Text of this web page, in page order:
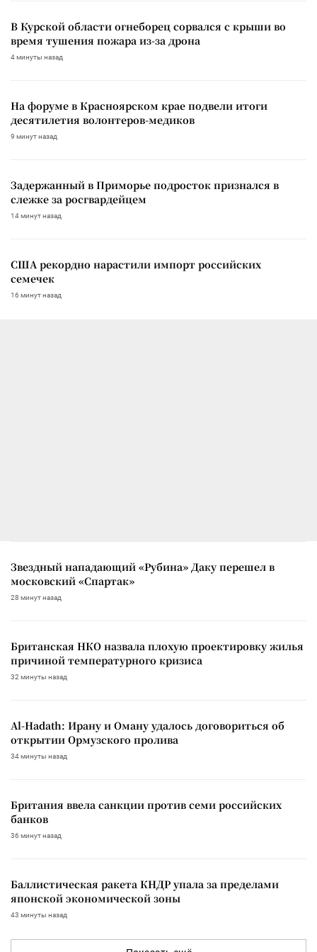
В Курской области огнеборец сорвался с крыши во
время тушения пожара из-за дрона
4 минуты назад
На форуме в Красноярском крае подвели итоги
десятилетия волонтеров-медиков
9 минут назад
Задержанный в Приморье подросток признался в
слежке за росгвардейцем
14 минут назад
США рекордно нарастили импорт российских
семечек
16 минут назад
Звездный нападающий «Рубина» Даку перешел в
московский «Спартак»
28 минут назад
Британская НКО назвала плохую проектировку жилья
причиной температурного кризиса
32 минуты назад
Al-Hadath: Ирану и Оману удалось договориться об
открытии Ормузского пролива
34 минуты назад
Британия ввела санкции против семи российских
банков
36 минут назад
Баллистическая ракета КНДР упала за пределами
японской экономической зоны
43 минуты назад